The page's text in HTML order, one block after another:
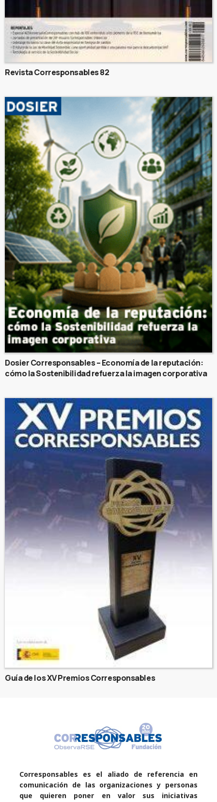
Revista Corresponsables 82
Dosier Corresponsables – Economía de la reputación:
cómo la Sostenibilidad refuerza la imagen corporativa
Guía de los XV Premios Corresponsables
Corresponsables es el aliado de referencia en
comunicación de las organizaciones y personas
que quieren poner en valor sus iniciativas